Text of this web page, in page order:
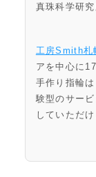
真珠科学研
工房Smith札
アを中心に
手作り指輪
験型のサー
していただけ